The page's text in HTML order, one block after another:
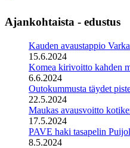
Ajankohtaista - edustus
Kauden avaustappio
15.6.2024
Komea kirivoitto kahden
6.6.2024
Outokummusta täydet
22.5.2024
Maukas avausvoitto
17.5.2024
PAVE haki tasapelin
8.5.2024